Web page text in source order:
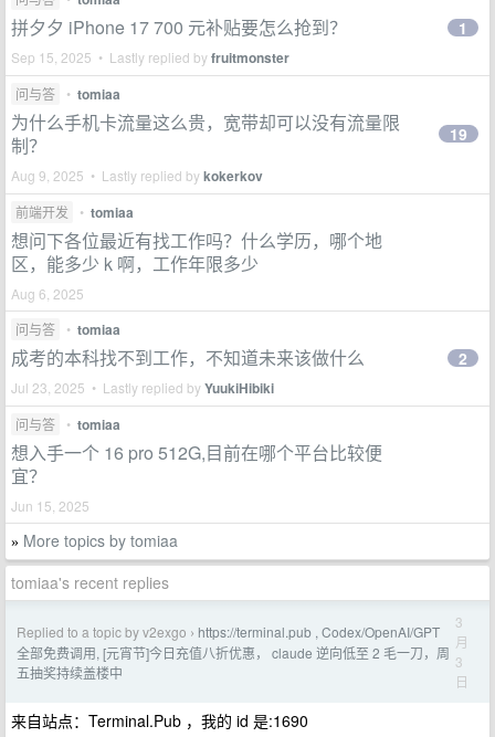
拼夕夕 iPhone 17 700 元补贴要怎么抢到？
Sep 15, 2025 • Lastly replied byfruitmonster
1
问与答 • tomiaa
为什么手机卡流量这么贵，宽带却可以没有流量限
制？
Aug 9, 2025 • Lastly replied bykokerkov
19
前端开发 • tomiaa
想问下各位最近有找工作吗？什么学历，哪个地
区，能多少 k 啊，工作年限多少
Aug 6, 2025
问与答
• tomiaa
成考的本科找不到工作，不知道未来该做什么
Jul 23, 2025 • Lastly replied byYuukiHibiki
2
问与答 • tomiaa
想入手一个 16 pro 512G,目前在哪个平台比较便
宜？
Jun 15, 2025
» More topics by tomiaa
tomiaa's recent replies
Replied to a topic by v2exgo › https://terminal.pub , Codex/OpenAI/GPT
全部免费调用, [元宵节]今日充值八折优惠， claude 逆向低至 2 毛一刀，周
五抽奖持续盖楼中
3
月
3
日
来自站点：Terminal.Pub ，我的 id 是:1690